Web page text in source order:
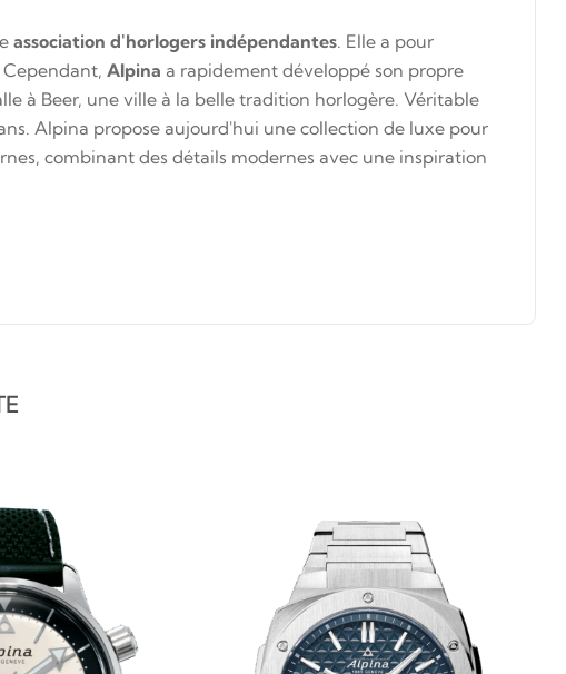
association d'horlogers indépendantes. Elle a pour
Alpina a rapidement développé son propre
à Beer, une ville à la belle tradition horlogère. Véritable
Alpina propose aujourd'hui une collection de luxe pour
combinant des détails modernes avec une inspiration